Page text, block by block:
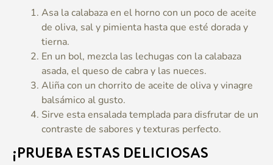
Asa la calabaza en el horno con un poco de aceite
de oliva, sal y pimienta hasta que esté dorada y
tierna.
En un bol, mezcla las lechugas con la calabaza
asada, el queso de cabra y las nueces.
Aliña con un chorrito de aceite de oliva y vinagre
balsámico al gusto.
Sirve esta ensalada templada para disfrutar de un
contraste de sabores y texturas perfecto.
¡PRUEBA ESTAS DELICIOSAS